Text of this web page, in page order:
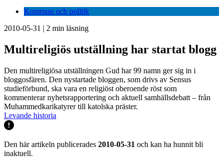
Kommun och politik
2010-05-31 | 2 min läsning
Multireligiös utställning har startat blogg
Den multireligiösa utställningen Gud har 99 namn ger sig in i
bloggosfären. Den nystartade bloggen, som drivs av Sensus
studieförbund, ska vara en religiöst oberoende röst som
kommenterar nyhetsrapportering och aktuell samhällsdebatt – från
Muhammedkarikatyrer till katolska präster.
Levande historia
Den här artikeln publicerades 2010-05-31 och kan ha hunnit bli
inaktuell.